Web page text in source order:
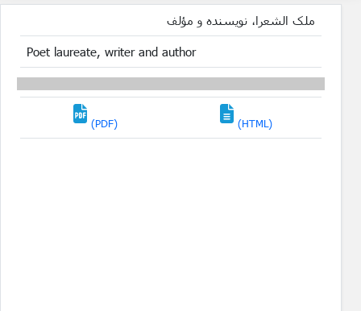
ملک الشعرا، نویسنده و مؤلف
Poet laureate, writer and author
(PDF) (HTML)